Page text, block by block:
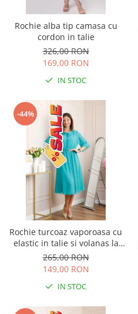
Rochie alba tip camasa cu
cordon in talie
326,00 RON
169,00 RON
IN STOC
-44%
Rochie turcoaz vaporoasa cu
elastic in talie si volanas la
decolteu Allegra
265,00 RON
149,00 RON
IN STOC